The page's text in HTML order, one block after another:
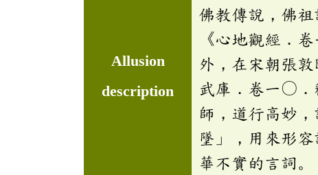
Allusion
description
佛教傳說，佛
《心地觀經．
外，在宋朝張
武庫．卷一〇
師，道行高妙
墜」，用來形
華不實的言詞。